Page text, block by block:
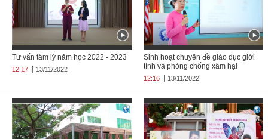
Tư vấn tâm lý năm học 2022 - 2023
12:17 13/11/2022
Sinh hoạt chuyên đề giáo dục giới
tính và phòng chống xâm hại
12:16 13/11/2022